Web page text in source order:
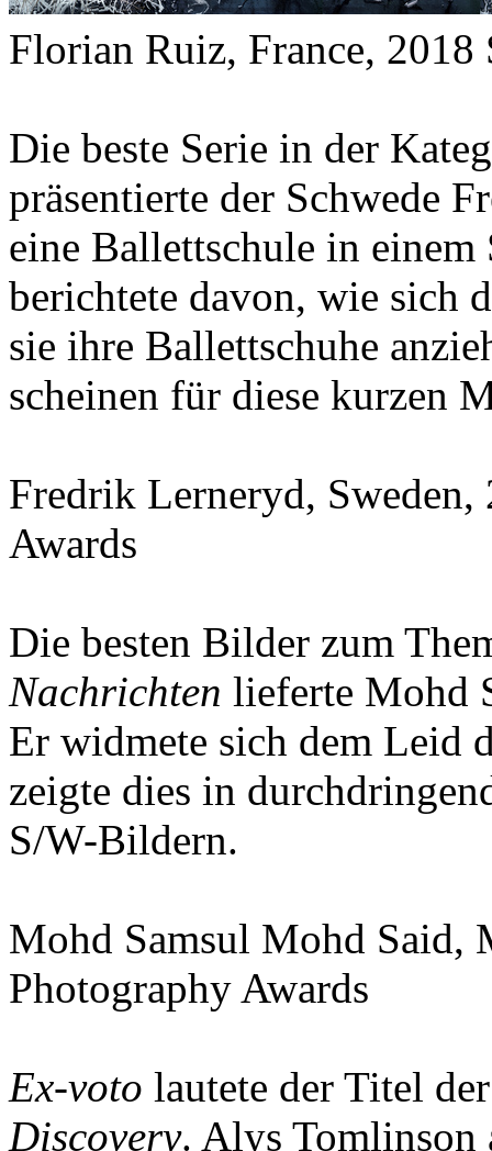
Florian Ruiz, France,
Die beste Serie in der
präsentierte der Schwede
eine Ballettschule in
berichtete davon, wie sich
sie ihre Ballettschuhe
scheinen für diese kurzen
Fredrik Lerneryd,
Awards
Die besten Bilder zum
Nachrichten lieferte Mohd
Er widmete sich dem Leid
zeigte dies in
S/W-Bildern.
Mohd Samsul Mohd Said,
Photography Awards
Ex-voto lautete der Titel
Discovery. Alys Tomlinson